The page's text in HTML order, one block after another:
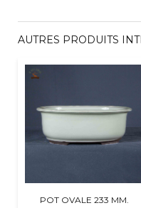
AUTRES PRODUITS
POT OVALE 233 MM.